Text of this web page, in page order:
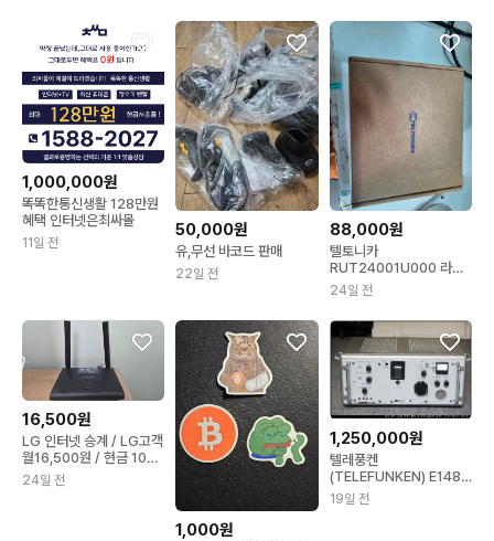
1,000,000원
똑똑한통신생활 128만원
혜택 인터넷은최싸몰
11일 전
50,000원
유,무선 바코드 판매
22일 전
88,000원
텔토니카
RUT24001U000 라우
터
24일 전
16,500원
LG 인터넷 승계 / LG고객
월16,500원 / 현금 10만
원 지원
24일 전
1,000원
1,250,000원
텔레풍켄
(TELEFUNKEN) E148
및 E149
19일 전